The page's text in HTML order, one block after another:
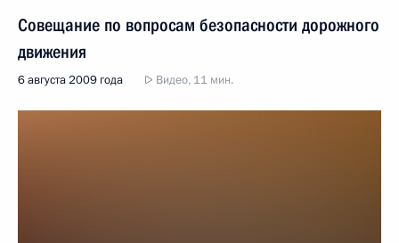
Совещание по вопросам безопасности дорожного
движения
6 августа 2009 года Видео, 11 мин.